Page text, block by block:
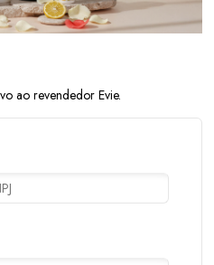
ao revendedor Evie.